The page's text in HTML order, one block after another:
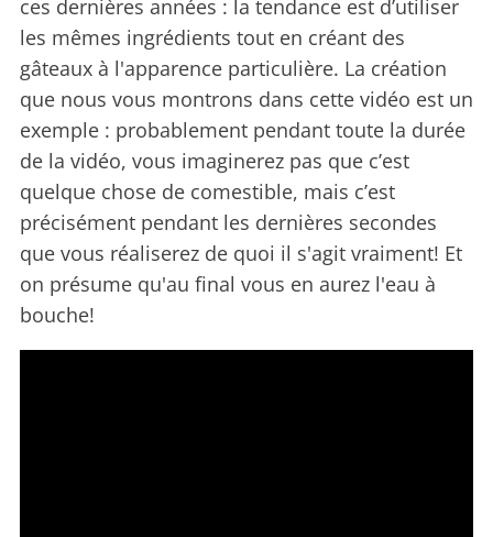
ces dernières années : la tendance est d’utiliser
les mêmes ingrédients tout en créant des
gâteaux à l'apparence particulière. La création
que nous vous montrons dans cette vidéo est un
exemple : probablement pendant toute la durée
de la vidéo, vous imaginerez pas que c’est
quelque chose de comestible, mais c’est
précisément pendant les dernières secondes
que vous réaliserez de quoi il s'agit vraiment! Et
on présume qu'au final vous en aurez l'eau à
bouche!